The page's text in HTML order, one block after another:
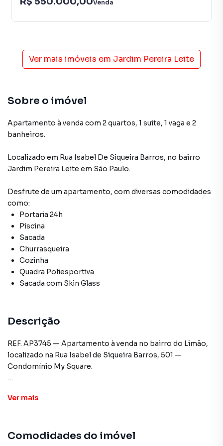
Venda
Ver mais imóveis em Jardim Pereira Leite
Sobre o imóvel
Apartamento à venda com 2 quartos, 1 suite, 1 vaga e 2
banheiros.
Localizado em Rua Isabel De Siqueira Barros, no bairro
Jardim Pereira Leite em São Paulo.
Desfrute de um apartamento, com diversas comodidades
como:
Portaria 24h
Piscina
Sacada
Churrasqueira
Cozinha
Quadra Poliesportiva
Sacada com Skin Glass
Descrição
REF. AP3745 — Apartamento à venda no bairro do Limão,
localizado na Rua Isabel de Siqueira Barros, 501 —
Condomínio My Square.
-2 quartos (1 suíte)
-Varanda envidraçada
Ver mais
Comodidades do imóvel